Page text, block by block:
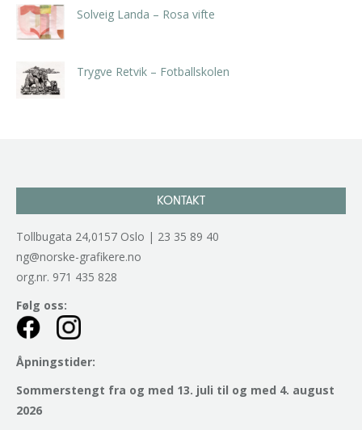
Solveig Landa – Rosa vifte
Trygve Retvik – Fotballskolen
KONTAKT
Tollbugata 24,0157 Oslo | 23 35 89 40
ng@norske-grafikere.no
org.nr. 971 435 828
Følg oss:
Åpningstider:
Sommerstengt fra og med 13. juli til og med 4. august
2026